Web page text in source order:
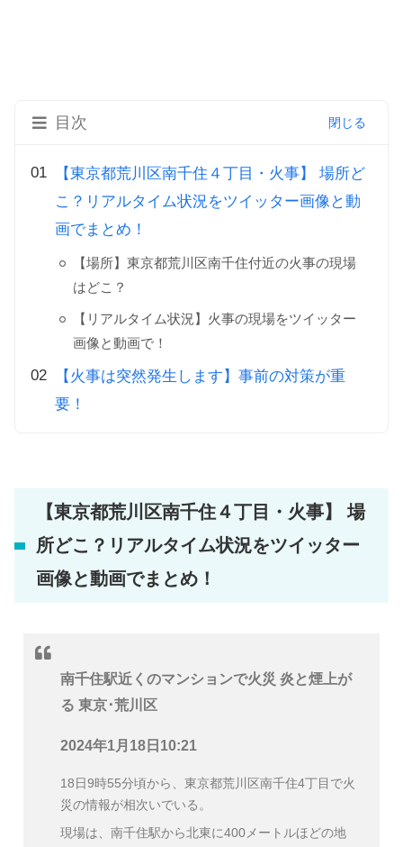
目次
【東京都荒川区南千住４丁目・火事】 場所ど
こ？リアルタイム状況をツイッター画像と動
画でまとめ！
【場所】東京都荒川区南千住付近の火事の現場
はどこ？
【リアルタイム状況】火事の現場をツイッター
画像と動画で！
【火事は突然発生します】事前の対策が重
要！
【東京都荒川区南千住４丁目・火事】 場
所どこ？リアルタイム状況をツイッター
画像と動画でまとめ！
南千住駅近くのマンションで火災 炎と煙上が
る 東京･荒川区
2024年1月18日10:21
18日9時55分頃から、東京都荒川区南千住4丁目で火
災の情報が相次いでいる。
現場は、南千住駅から北東に400メートルほどの地